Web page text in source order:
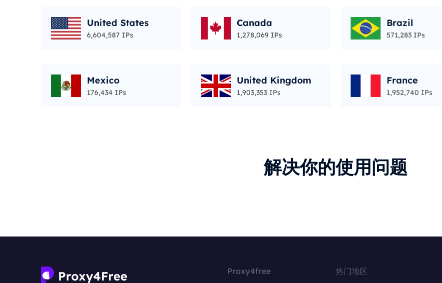
United States
6,604,587 IPs
Canada
1,278,069 IPs
Brazil
571,283 IPs
Mexico
176,434 IPs
United Kingdom
1,903,353 IPs
France
1,952,740 IPs
解决你的使用问题
Proxy4free 热门地区